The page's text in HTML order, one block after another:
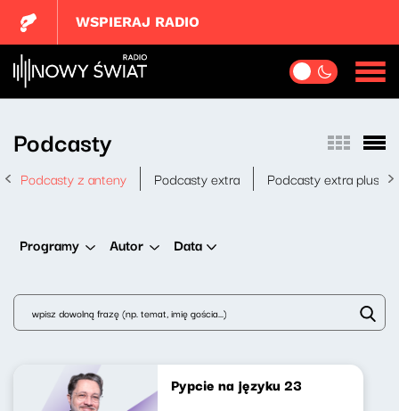
WSPIERAJ RADIO
Podcasty
Podcasty z anteny Podcasty extra Podcasty extra plus
Programy Autor Data
Pypcie na języku 23